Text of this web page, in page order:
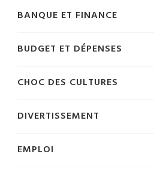
BANQUE ET FINANCE
BUDGET ET DÉPENSES
CHOC DES CULTURES
DIVERTISSEMENT
EMPLOI